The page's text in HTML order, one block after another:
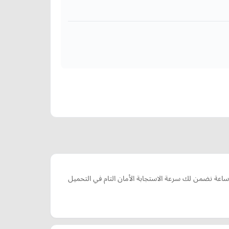
سطحة شمال جدة لنقل السيارات الفارهة والمصدومة نوفر أسطول هيدروليك كامل النزول يغطي كافة أحياء شمال جدة على مدار 24 ساعة نضمن لك سرعة الاستجابة الأمان التام في التحميل